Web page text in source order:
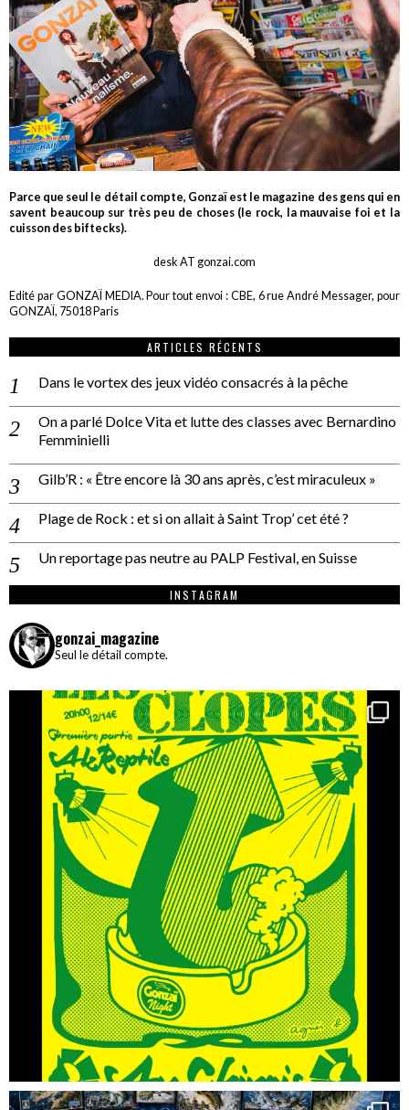
Parce que seul le détail compte, Gonzaï est le magazine des gens qui en
savent beaucoup sur très peu de choses (le rock, la mauvaise foi et la
cuisson des biftecks).
desk AT gonzai.com
Edité par GONZAÏ MEDIA. Pour tout envoi : CBE, 6 rue André Messager, pour
GONZAÏ, 75018 Paris
ARTICLES RÉCENTS
Dans le vortex des jeux vidéo consacrés à la pêche
On a parlé Dolce Vita et lutte des classes avec Bernardino
Femminielli
Gilb’R : « Être encore là 30 ans après, c’est miraculeux »
Plage de Rock : et si on allait à Saint Trop’ cet été ?
Un reportage pas neutre au PALP Festival, en Suisse
INSTAGRAM
gonzai_magazine
Seul le détail compte.